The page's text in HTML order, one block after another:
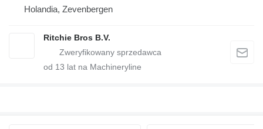
Holandia, Zevenbergen
Ritchie Bros B.V.
od 13 lat na Machineryline